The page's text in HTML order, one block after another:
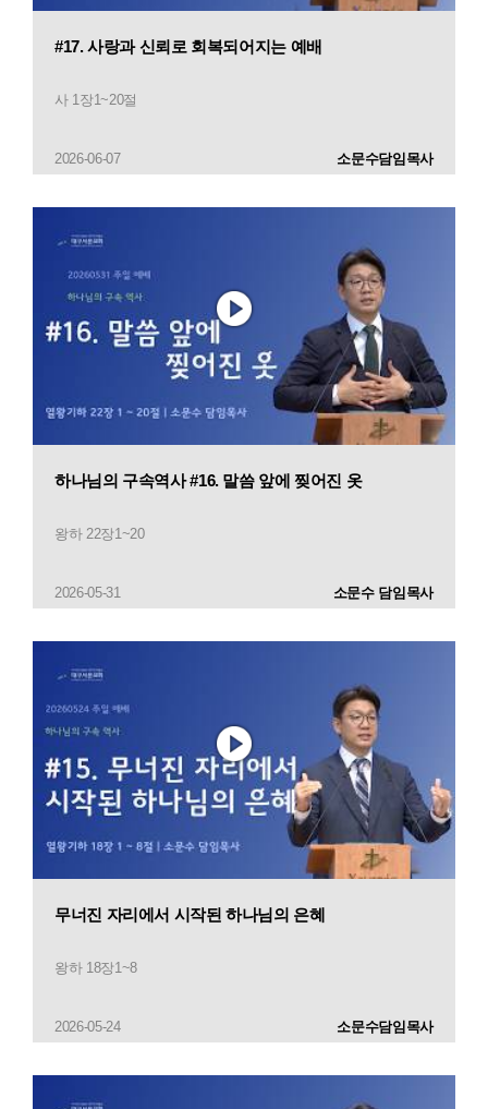
#17. 사랑과 신뢰로 회복되어지는 예배
사 1장1~20절
2026-06-07 소문수담임목사
하나님의 구속역사 #16. 말씀 앞에 찢어진 옷
왕하 22장1~20
2026-05-31 소문수 담임목사
무너진 자리에서 시작된 하나님의 은혜
왕하 18장1~8
2026-05-24 소문수담임목사